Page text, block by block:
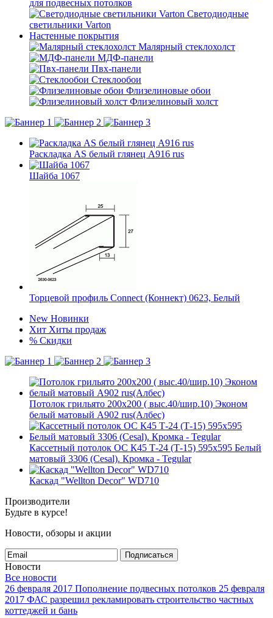
для подвесных потолков
Светодиодные
светильники Varton
Настенные покрытия
Малярный стеклохолст
МДФ-панели
Пвх-панели
Стеклообои
Флизелиновые обои
Флизелиновый холст
Раскладка AS белый глянец А916 rus
Шайба 1067
Торцевой профиль Connect (Коннект) 0623, Белый
New Новинки
Хит Хиты продаж
% Скидки
Потолок грильято 200х200 ( выс.40/шир.10) Эконом
белый матовый А902 rus(Албес)
Кассетный потолок ОС К45 Т-24 (Т-15) 595х595 Белый
матовый 3306 (Cesal). Кромка - Tegular
Каскад "Wellton Decor" WD710
Производители
Будьте в курсе!
Новости, обзоры и акции
Подписаться
Новости
Все новости
26 февраля 2017 Пополнение подвесных потолков 25 февраля
2017 ФАС разрешил рекламировать строительство частных
коттеджей и бань